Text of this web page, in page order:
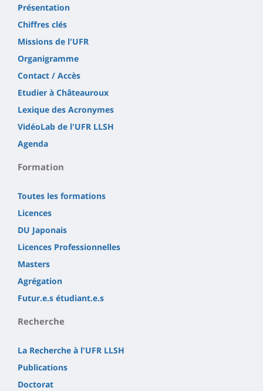
Présentation
Chiffres clés
Missions de l'UFR
Organigramme
Contact / Accès
Etudier à Châteauroux
Lexique des Acronymes
VidéoLab de l'UFR LLSH
Agenda
Formation
Toutes les formations
Licences
DU Japonais
Licences Professionnelles
Masters
Agrégation
Futur.e.s étudiant.e.s
Recherche
La Recherche à l'UFR LLSH
Publications
Doctorat